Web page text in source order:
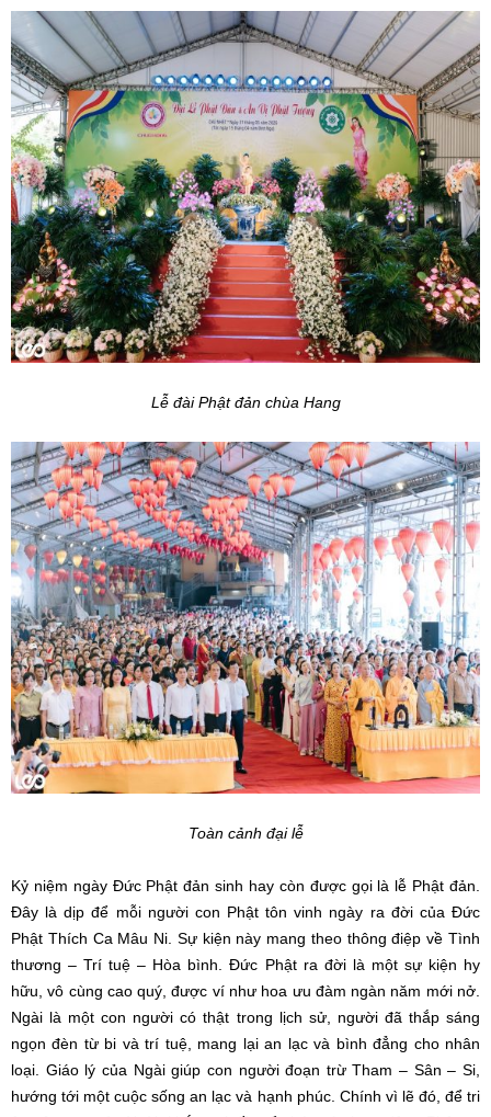
Lễ đài Phật đản chùa Hang
Toàn cảnh đại lễ
Kỷ niệm ngày Đức Phật đản sinh hay còn được gọi là lễ Phật đản.
Đây là dịp để mỗi người con Phật tôn vinh ngày ra đời của Đức
Phật Thích Ca Mâu Ni. Sự kiện này mang theo thông điệp về Tình
thương – Trí tuệ – Hòa bình. Đức Phật ra đời là một sự kiện hy
hữu, vô cùng cao quý, được ví như hoa ưu đàm ngàn năm mới nở.
Ngài là một con người có thật trong lịch sử, người đã thắp sáng
ngọn đèn từ bi và trí tuệ, mang lại an lạc và bình đẳng cho nhân
loại. Giáo lý của Ngài giúp con người đoạn trừ Tham – Sân – Si,
hướng tới một cuộc sống an lạc và hạnh phúc. Chính vì lẽ đó, để tri